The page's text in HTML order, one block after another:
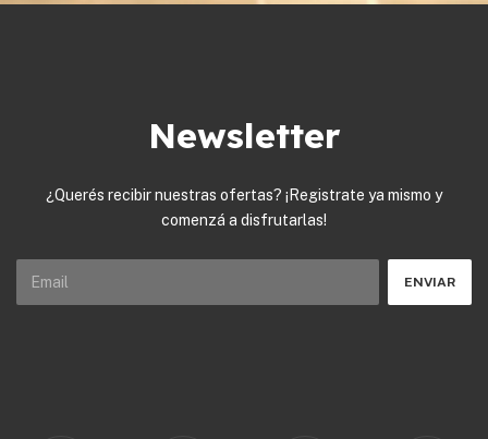
Newsletter
¿Querés recibir nuestras ofertas? ¡Registrate ya mismo y
comenzá a disfrutarlas!